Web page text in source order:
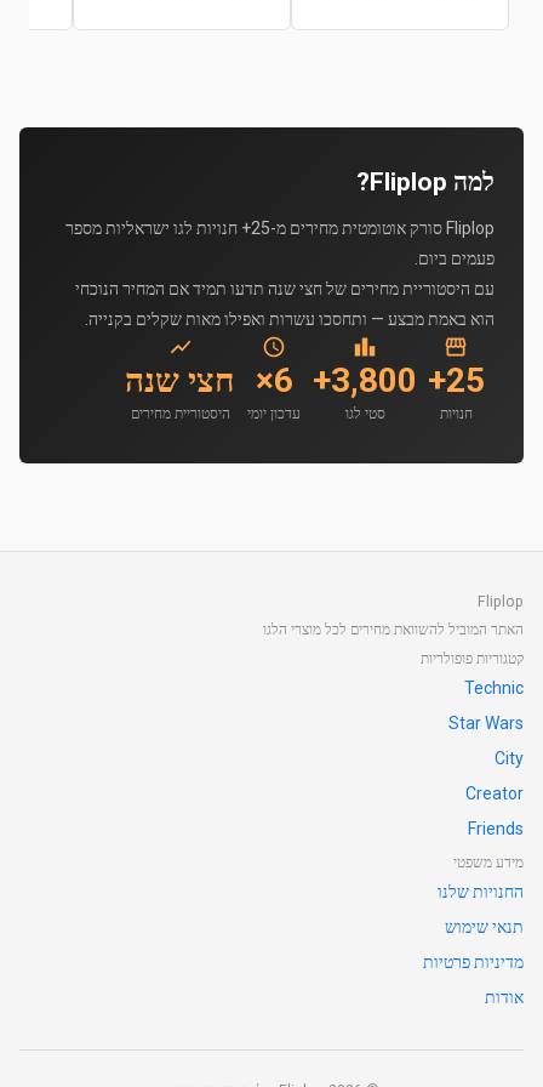
למה Fliplop?
Fliplop סורק אוטומטית מחירים מ-25+ חנויות לגו ישראליות מספר
פעמים ביום.
עם היסטוריית מחירים של חצי שנה תדעו תמיד אם המחיר הנוכחי
הוא באמת מבצע — ותחסכו עשרות ואפילו מאות שקלים בקנייה.
25+
חנויות
3,800+
סטי לגו
6×
עדכון יומי
חצי שנה
היסטוריית מחירים
Fliplop
האתר המוביל להשוואת מחירים לכל מוצרי הלגו
קטגוריות פופולריות
Technic
Star Wars
City
Creator
Friends
מידע משפטי
החנויות שלנו
תנאי שימוש
מדיניות פרטיות
אודות